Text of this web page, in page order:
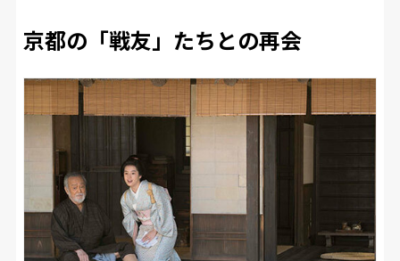
京都の「戦友」たちとの再会